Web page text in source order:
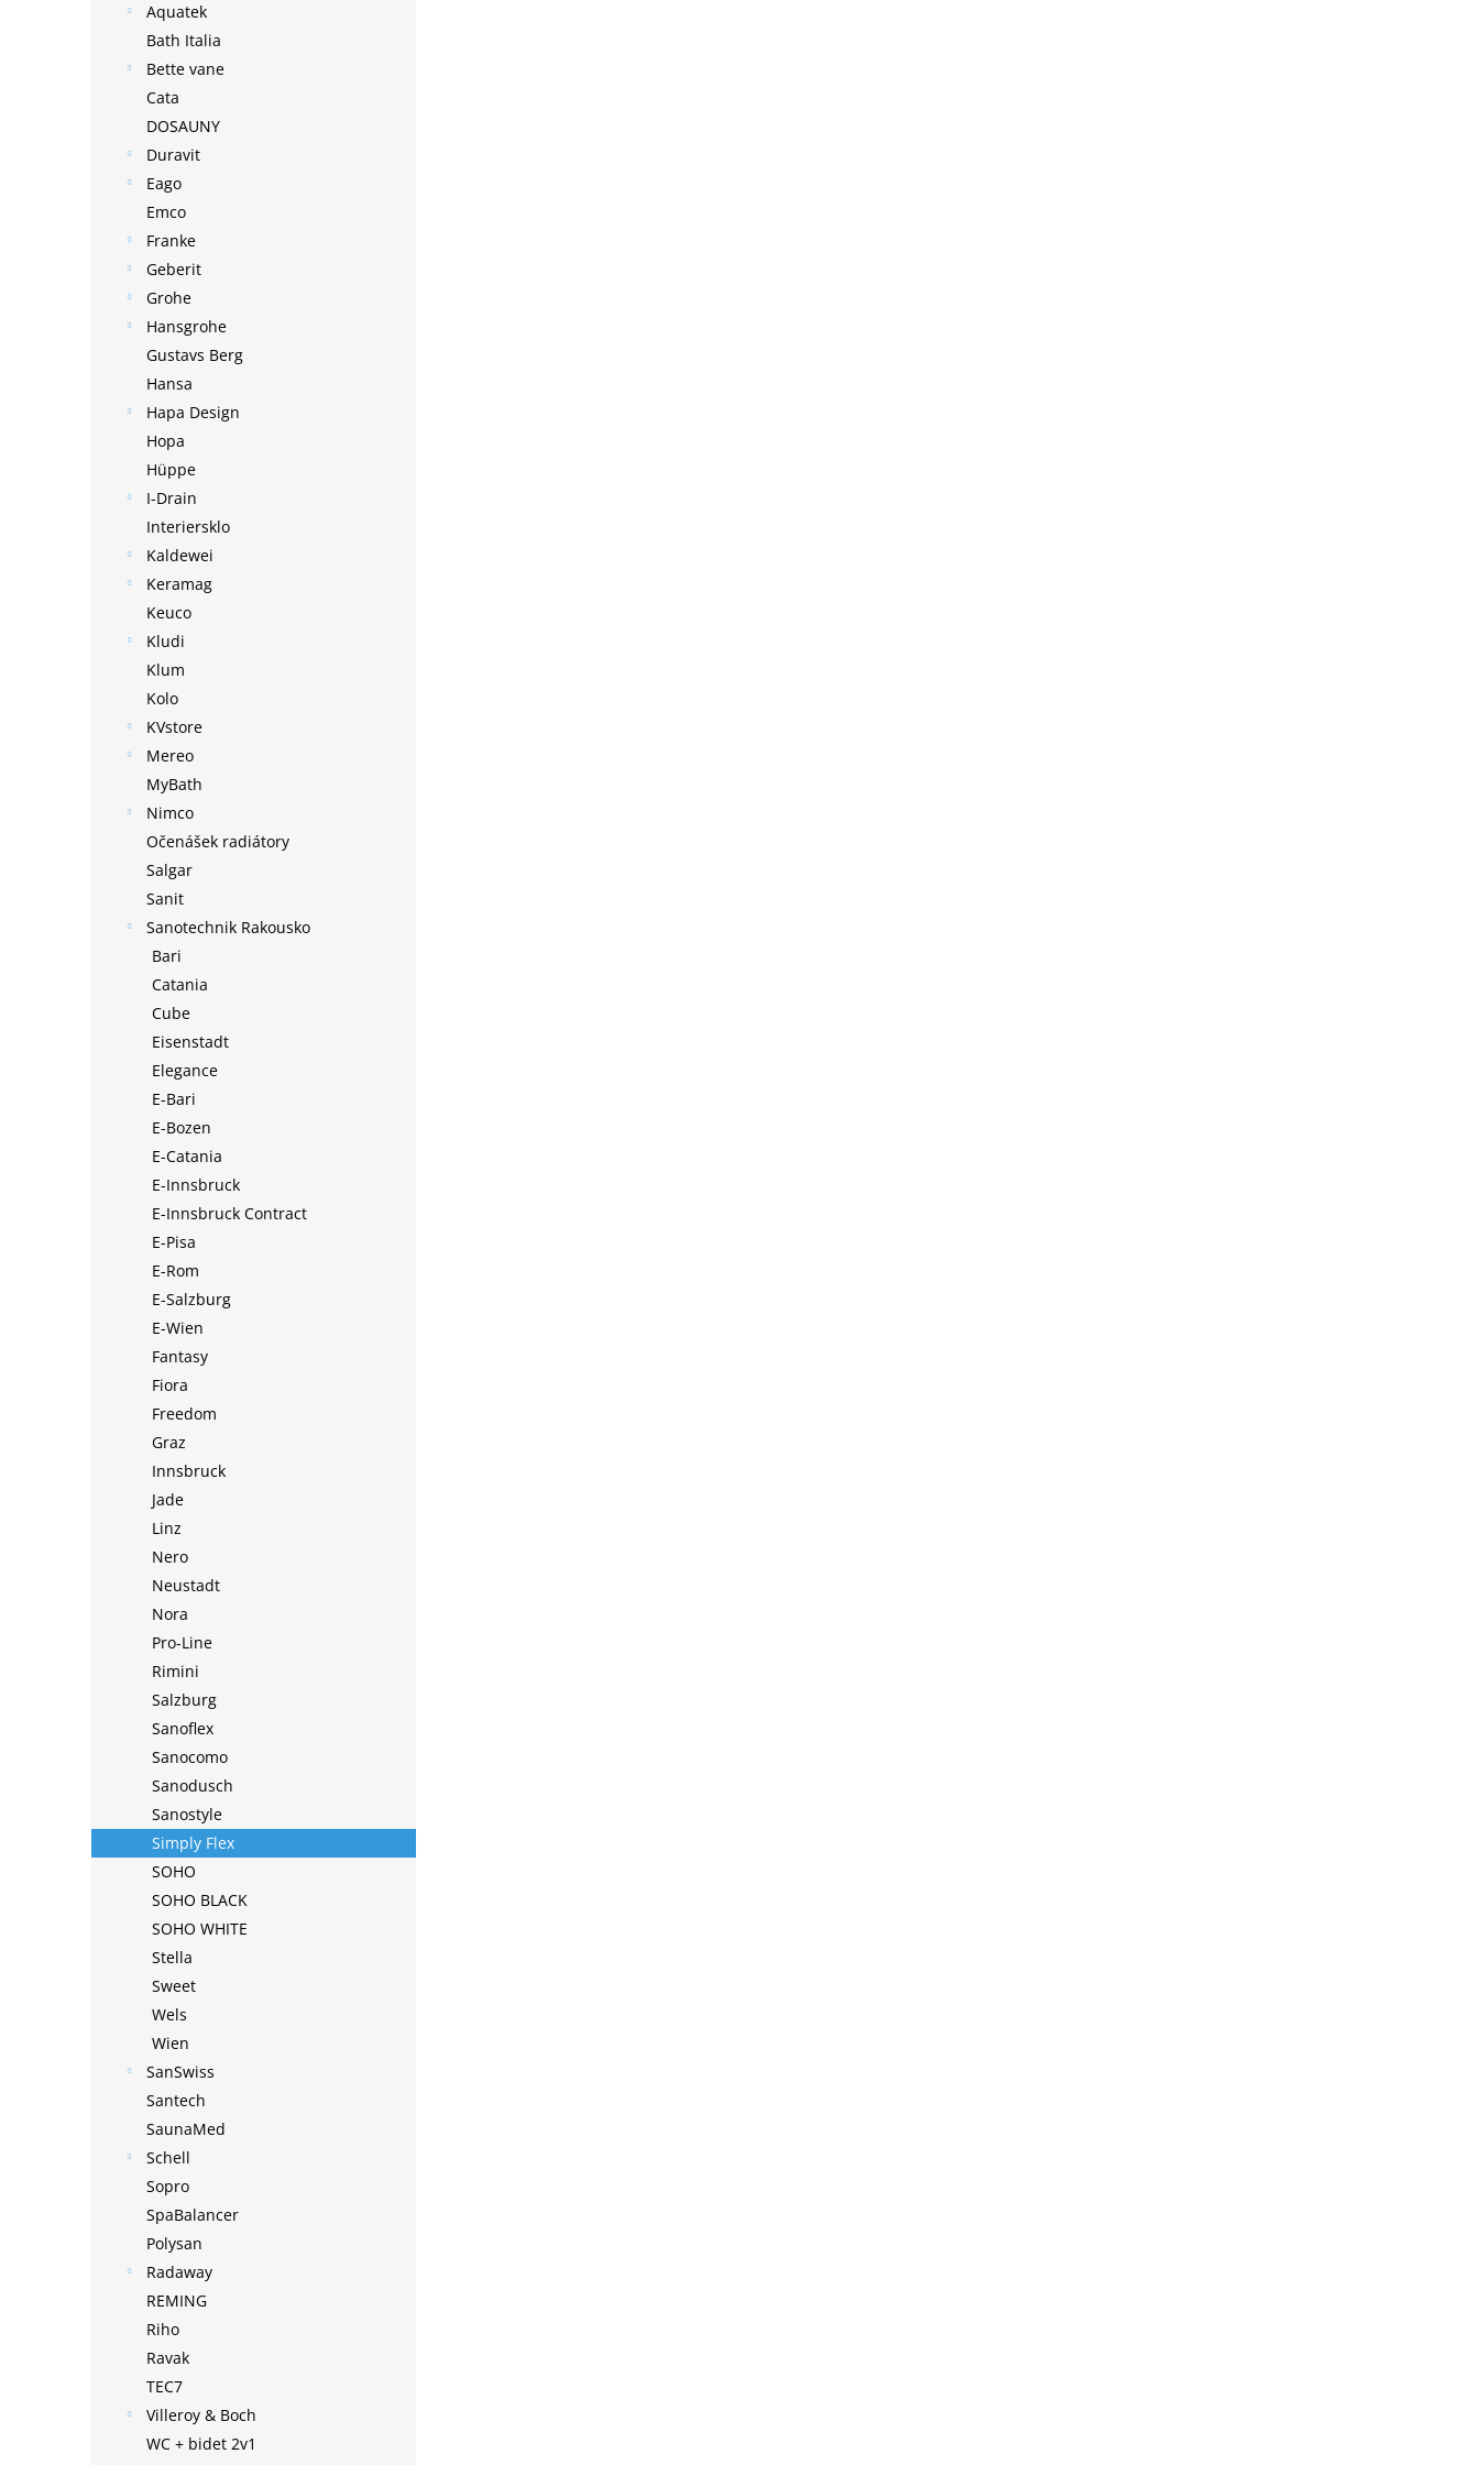
Aquatek
Bath Italia
Bette vane
Cata
DOSAUNY
Duravit
Eago
Emco
Franke
Geberit
Grohe
Hansgrohe
Gustavs Berg
Hansa
Hapa Design
Hopa
Hüppe
I-Drain
Interiersklo
Kaldewei
Keramag
Keuco
Kludi
Klum
Kolo
KVstore
Mereo
MyBath
Nimco
Očenášek radiátory
Salgar
Sanit
Sanotechnik Rakousko
Bari
Catania
Cube
Eisenstadt
Elegance
E-Bari
E-Bozen
E-Catania
E-Innsbruck
E-Innsbruck Contract
E-Pisa
E-Rom
E-Salzburg
E-Wien
Fantasy
Fiora
Freedom
Graz
Innsbruck
Jade
Linz
Nero
Neustadt
Nora
Pro-Line
Rimini
Salzburg
Sanoflex
Sanocomo
Sanodusch
Sanostyle
Simply Flex
SOHO
SOHO BLACK
SOHO WHITE
Stella
Sweet
Wels
Wien
SanSwiss
Santech
SaunaMed
Schell
Sopro
SpaBalancer
Polysan
Radaway
REMING
Riho
Ravak
TEC7
Villeroy & Boch
WC + bidet 2v1